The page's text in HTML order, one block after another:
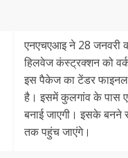
एनएचएआइ ने 28 जनवरी
हिलवेज कंस्ट्रक्शन को
इस पैकेज का टेंडर फाइनल
है। इसमें कुलगांव के पास
बनाई जाएगी। इसके बनने से
तक पहुंच जाएंगे।